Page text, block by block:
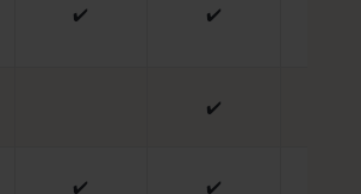
✔️ ✔️
✔️
✔️ ✔️